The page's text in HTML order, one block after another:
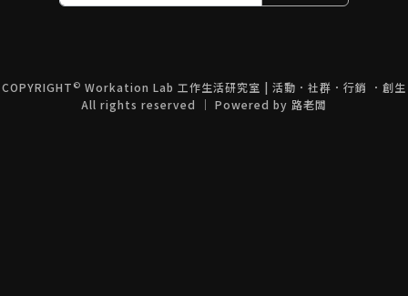
COPYRIGHT © Workation Lab 工作生活研究室 | 活動．社群．行銷 ．創生
All rights reserved ｜ Powered by 路老闆